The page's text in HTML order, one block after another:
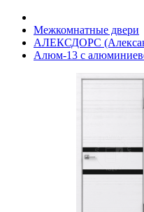
Межкомнатные двери
АЛЕКСДОРС
Алюм-13 с